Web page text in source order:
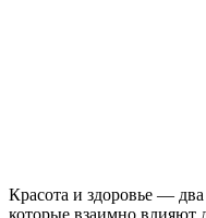
Красота и здоровье —
которые взаимно влияют